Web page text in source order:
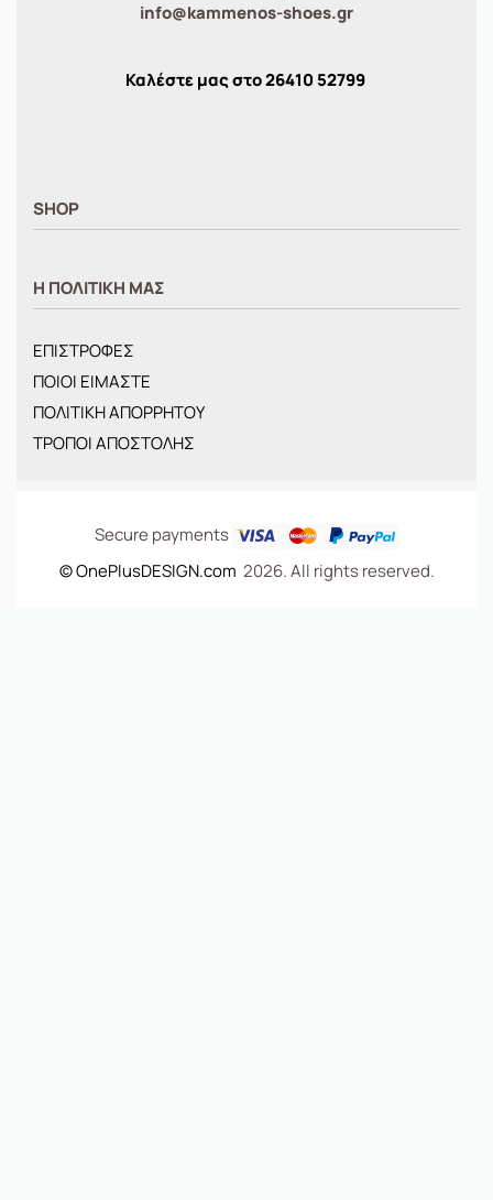
info@kammenos-shoes.gr
Καλέστε μας στο26410 52799
SHOP
ΓΥΝΑΙΚΕΙΑ
BRANDS
ΝΕΕΣ ΑΦΙΞΕΙΣ
OFFERS
ΤΣΑΝΤΕΣ
Η ΠΟΛΙΤΙΚΗ ΜΑΣ
ΕΠΙΣΤΡΟΦΕΣ
ΠΟΙΟΙ ΕΙΜΑΣΤΕ
ΠΟΛΙΤΙΚΗ ΑΠΟΡΡΗΤΟΥ
ΤΡΟΠΟΙ ΑΠΟΣΤΟΛΗΣ
Secure payments
© OnePlusDESIGN.com 2026. All rights reserved.